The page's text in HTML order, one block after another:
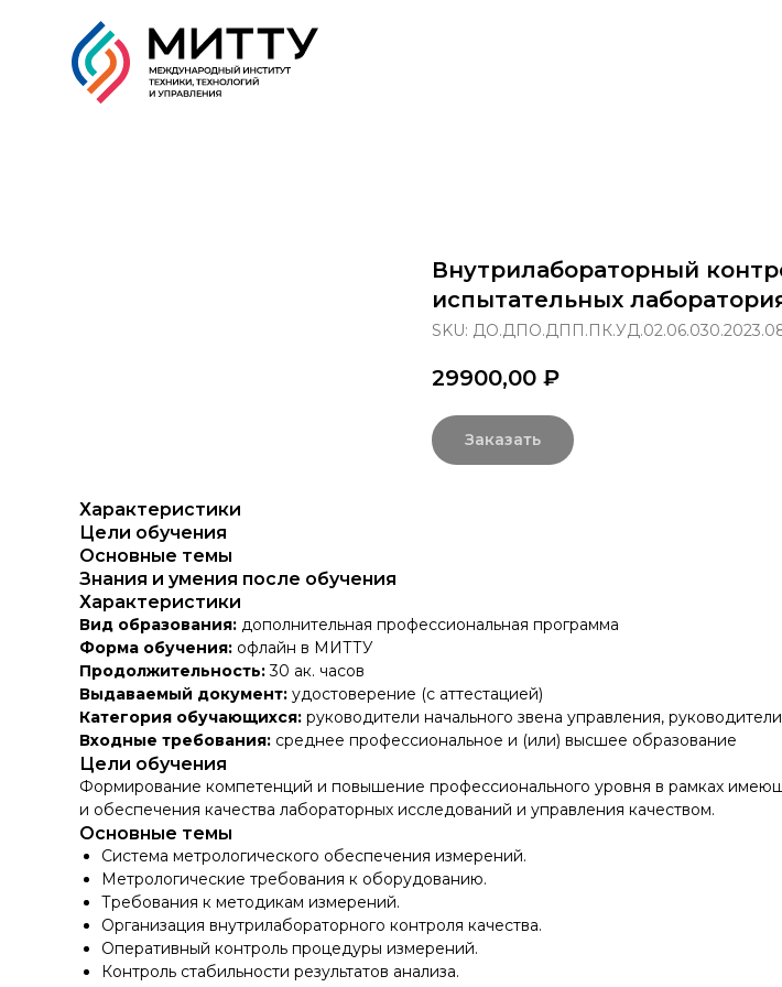
Внутрилабораторный
испытательных
SKU:
29900,00 ₽
Заказать
Характеристики
Цели обучения
Основные темы
Знания и умения после обучения
Характеристики
Вид образования: дополнительная профессиональная программа
Форма обучения: офлайн в МИТТУ
Продолжительность:30 ак. часов
Выдаваемый документ: удостоверение (с аттестацией)
Категория обучающихся: руководители начального звена управления,
Входные требования: среднее профессиональное и (или) высшее образование
Цели обучения
Формирование компетенций и повышение профессионального уровня в рамках
и обеспечения качества лабораторных исследований и управления качеством.
Основные темы
Система метрологического обеспечения измерений.
Метрологические требования к оборудованию.
Требования к методикам измерений.
Организация внутрилабораторного контроля качества.
Оперативный контроль процедуры измерений.
Контроль стабильности результатов анализа.